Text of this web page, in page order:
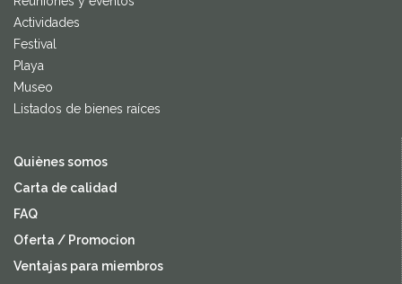
Actividades
Festival
Playa
Museo
Listados de bienes raíces
Quiènes somos
Carta de calidad
FAQ
Oferta / Promocion
Ventajas para miembros